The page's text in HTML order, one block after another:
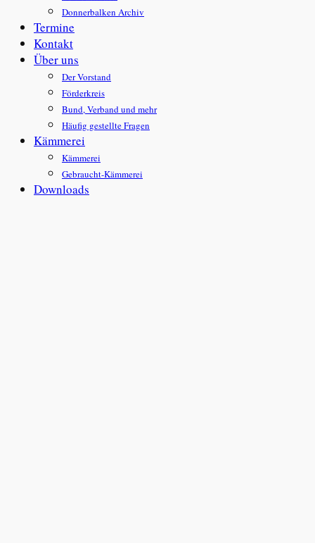
Donnerbalken Archiv
Termine
Kontakt
Über uns
Der Vorstand
Förderkreis
Bund, Verband und mehr
Häufig gestellte Fragen
Kämmerei
Kämmerei
Gebraucht-Kämmerei
Downloads